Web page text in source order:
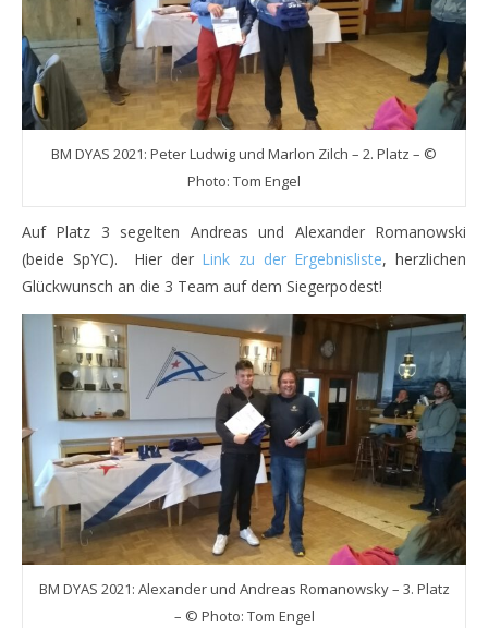
BM DYAS 2021: Peter Ludwig und Marlon Zilch – 2. Platz – ©
Photo: Tom Engel
Auf Platz 3 segelten Andreas und Alexander Romanowski
(beide SpYC). Hier der Link zu der Ergebnisliste, herzlichen
Glückwunsch an die 3 Team auf dem Siegerpodest!
BM DYAS 2021: Alexander und Andreas Romanowsky – 3. Platz
– © Photo: Tom Engel